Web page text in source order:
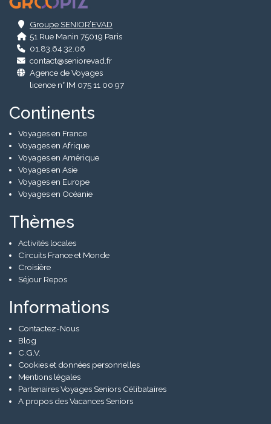
Groupe SENIOR’EVAD
51 Rue Manin 75019 Paris
01.83.64.32.06
contact@seniorevad.fr
Agence de Voyages
licence n° IM 075 11 00 97
Continents
Voyages en France
Voyages en Afrique
Voyages en Amérique
Voyages en Asie
Voyages en Europe
Voyages en Océanie
Thèmes
Activités locales
Circuits France et Monde
Croisière
Séjour Repos
Informations
Contactez-Nous
Blog
C.G.V.
Cookies et données personnelles
Mentions légales
Partenaires Voyages Seniors Célibataires
A propos des Vacances Seniors